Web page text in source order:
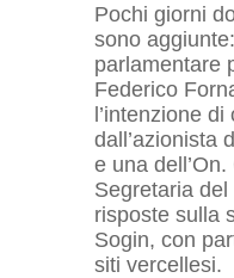
Pochi giorni
sono
parlamentare
Federico
l’intenzione
dall’azionista
e una
Segretaria
risposte sulla
Sogin, con
siti vercellesi.